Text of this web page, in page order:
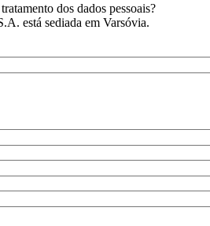
dos dados pessoais?
está sediada em Varsóvia.